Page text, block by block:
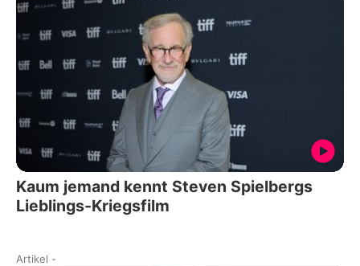
Kaum jemand kennt Steven Spielbergs
Lieblings-Kriegsfilm
Artikel -